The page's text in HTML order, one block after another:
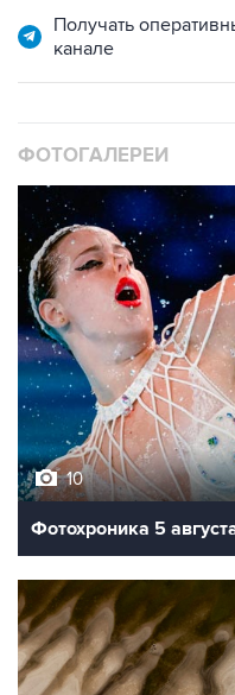
Получать
канале
ФОТОГАЛЕРЕИ
10
Фотохроника 5